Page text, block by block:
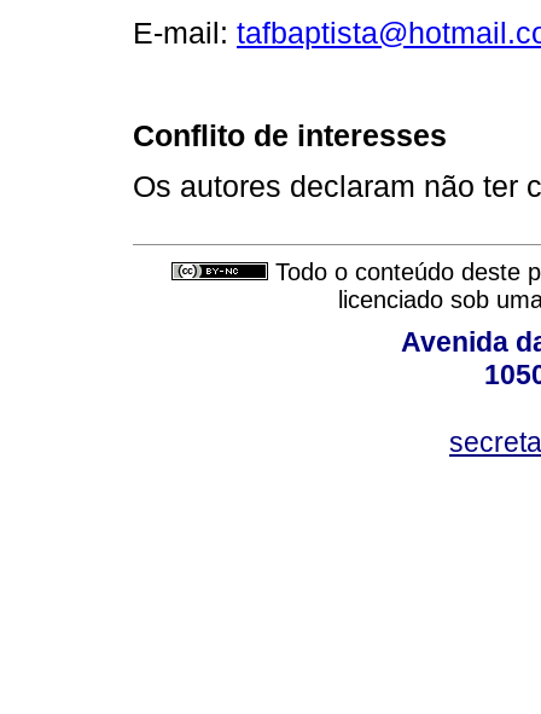
E-mail:
Conflito de interesses
Os autores declaram não ter
Todo o conteúdo deste
licenciado sob
Avenida